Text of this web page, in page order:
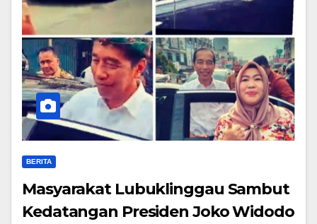
BERITA
Masyarakat Lubuklinggau Sambut
Kedatangan Presiden Joko Widodo